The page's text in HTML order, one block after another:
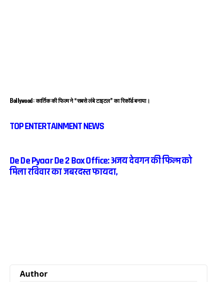
Bollywood: कार्तिक की फिल्म ने “सबसे लंबे टाइटल” का रिकॉर्ड बनाया।
TOP ENTERTAINMENT NEWS
De De Pyaar De 2 Box Office: अजय देवगन की फिल्म को
मिला रविवार का जबरदस्त फायदा,
Author